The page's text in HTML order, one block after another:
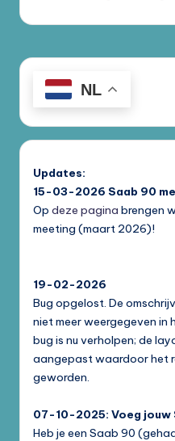
NL
Updates:
15-03-2026 Saab 90
Op deze pagina brengen
meeting (maart 2026)!
19-02-2026
Bug opgelost. De
niet meer weergegeven in
bug is nu verholpen; de
aangepast waardoor het
geworden.
07-10-2025: Voeg jouw
Heb je een Saab 90